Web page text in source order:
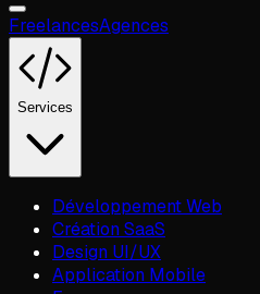
FreelancesAgences
Services
Développement Web
Création SaaS
Design UI/UX
Application Mobile